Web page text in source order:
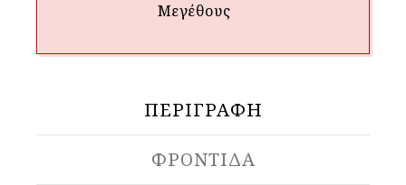
Mεγέθους
ΠΕΡΙΓΡΑΦΉ
ΦΡΟΝΤΙΔΑ